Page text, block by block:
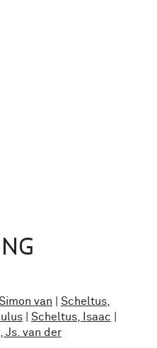
van
Scheltus,
Scheltus, Isaac
Js. van der